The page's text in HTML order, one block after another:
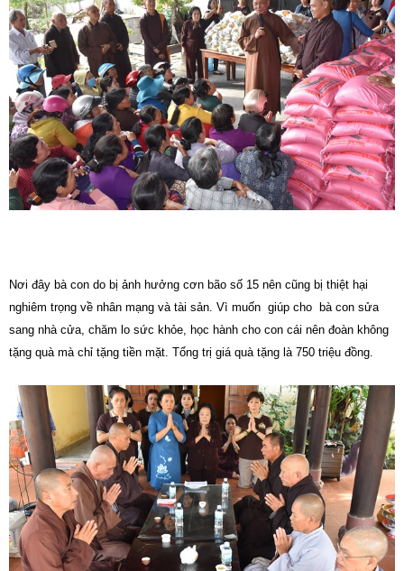
Nơi đây bà con do bị ảnh hưởng cơn bão số 15 nên cũng bị thiệt hại
nghiêm trọng về nhân mạng và tài sản. Vì muốn giúp cho bà con sửa
sang nhà cửa, chăm lo sức khỏe, học hành cho con cái nên đoàn không
tặng quà mà chỉ tặng tiền mặt. Tổng trị giá quà tặng là 750 triệu đồng.